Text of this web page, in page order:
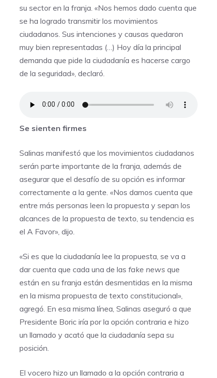
su sector en la franja. «Nos hemos dado cuenta que
se ha logrado transmitir los movimientos
ciudadanos. Sus intenciones y causas quedaron
muy bien representadas (…) Hoy día la principal
demanda que pide la ciudadanía es hacerse cargo
de la seguridad», declaró.
Se sienten firmes
Salinas manifestó que los movimientos ciudadanos
serán parte importante de la franja, además de
asegurar que el desafío de su opción es informar
correctamente a la gente. «Nos damos cuenta que
entre más personas leen la propuesta y sepan los
alcances de la propuesta de texto, su tendencia es
el A Favor», dijo.
«Si es que la ciudadanía lee la propuesta, se va a
dar cuenta que cada una de las fake news que
están en su franja están desmentidas en la misma
en la misma propuesta de texto constitucional»,
agregó. En esa misma línea, Salinas aseguró a que
Presidente Boric iría por la opción contraria e hizo
un llamado y acató que la ciudadanía sepa su
posición.
El vocero hizo un llamado a la opción contraria a